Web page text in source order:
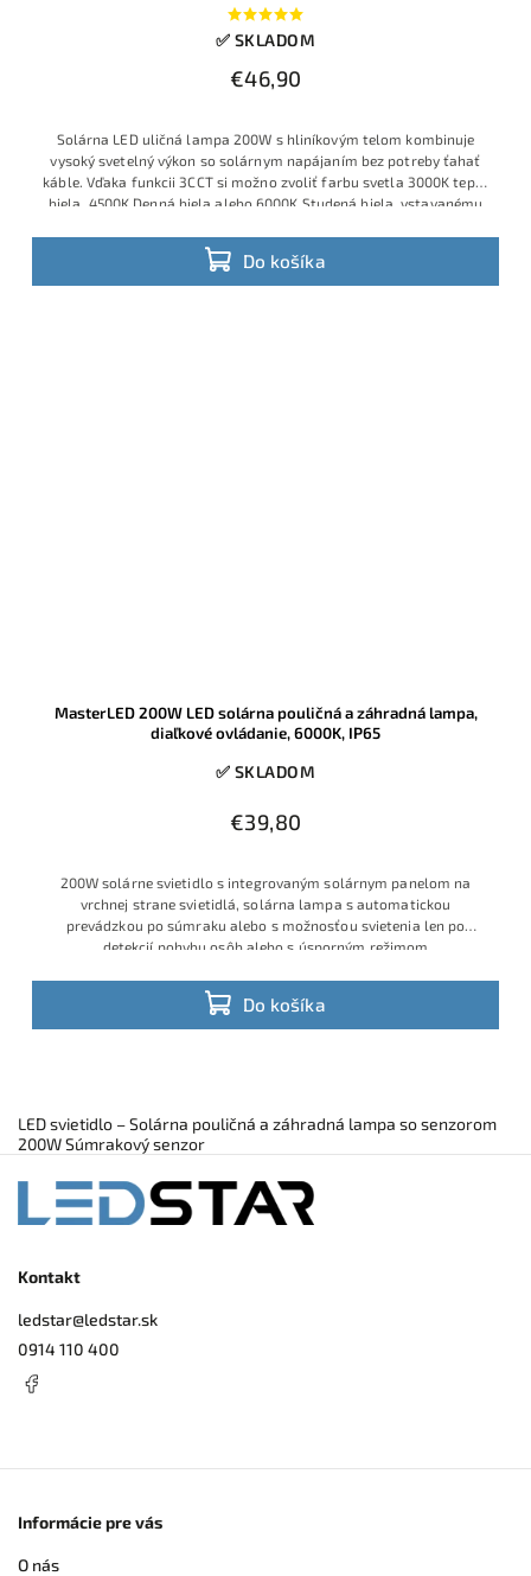
✅ SKLADOM
€46,90
Do košíka
Solárna LED uličná lampa 200W s hliníkovým telom kombinuje
vysoký svetelný výkon so solárnym napájaním bez potreby ťahať
káble. Vďaka funkcii 3CCT si možno zvoliť farbu svetla 3000K teplá
biela, 4500K Denná biela alebo 6000K Studená biela, vstavanému
MasterLED 200W LED solárna pouličná a záhradná lampa,
diaľkové ovládanie, 6000K, IP65
✅ SKLADOM
€39,80
Do košíka
200W solárne svietidlo s integrovaným solárnym panelom na
vrchnej strane svietidlá, solárna lampa s automatickou
prevádzkou po súmraku alebo s možnosťou svietenia len po
detekcií pohybu osôb alebo s úsporným režimom
LED svietidlo – Solárna pouličná a záhradná lampa so senzorom
200W Súmrakový senzor
Kontakt
ledstar@ledstar.sk
0914 110 400
Informácie pre vás
O nás